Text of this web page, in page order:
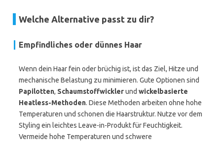
Welche Alternative passt zu dir?
Empfindliches oder dünnes Haar
Wenn dein Haar fein oder brüchig ist, ist das Ziel, Hitze und
mechanische Belastung zu minimieren. Gute Optionen sind
Papilotten, Schaumstoffwicklerund wickelbasierte
Heatless-Methoden. Diese Methoden arbeiten ohne hohe
Temperaturen und schonen die Haarstruktur. Nutze vor dem
Styling ein leichtes Leave-in-Produkt für Feuchtigkeit.
Vermeide hohe Temperaturen und schwere